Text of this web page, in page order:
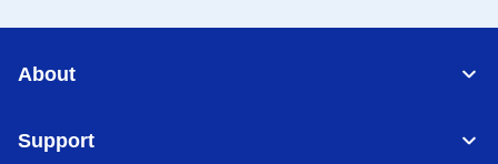
About
Support